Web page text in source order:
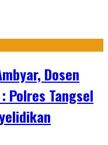
Dosen
Polres Tangsel